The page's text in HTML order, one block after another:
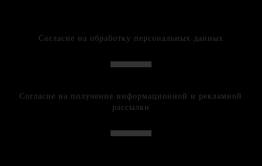
Согласие на обработку персональных данных
Согласие на получение информационной и рекламной
рассылки